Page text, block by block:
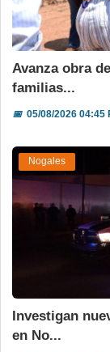
Avanza obra
familias...
📅05/08/2026 04:45
Nogales
Investigan
en No...